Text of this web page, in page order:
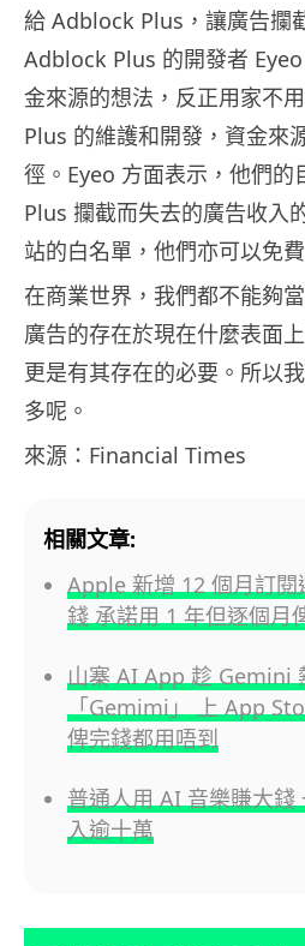
給 Adblock Plus，讓廣告攔
Adblock Plus 的開發者
金來源的想法，反正用家不
Plus 的維護和開發，資金來
徑。Eyeo 方面表示，他們
Plus 攔截而失去的廣告收入
站的白名單，他們亦可以免
在商業世界，我們都不能夠
廣告的存在於現在什麼表面
更是有其存在的必要。所以
多呢。
來源：Financial Times
相關文章:
Apple 新增 12 個月訂
錢 承諾用 1 年但逐個月
山寨 AI App 趁 Gemini
「Gemimi」 上 App
俾完錢都用唔到
普通人用 AI 音樂賺大錢
入逾十萬